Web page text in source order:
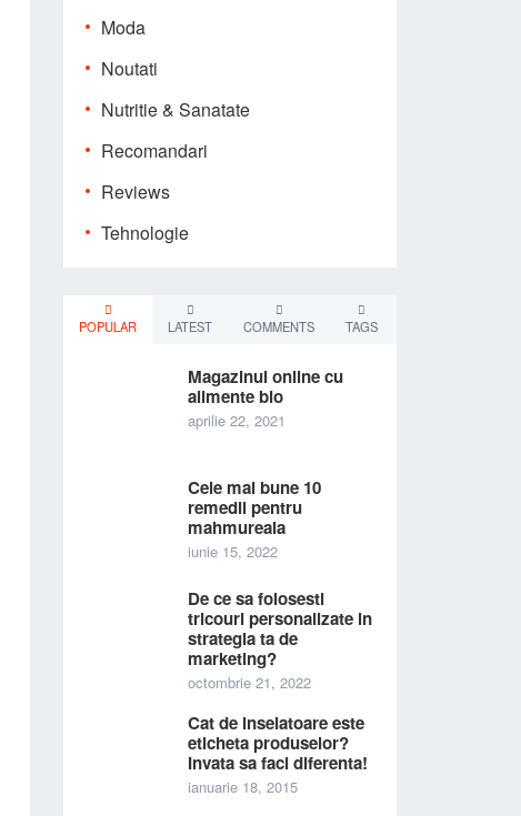
Moda
Noutati
Nutritie & Sanatate
Recomandari
Reviews
Tehnologie
POPULAR LATEST COMMENTS TAGS
Magazinul online cu
alimente bio
aprilie 22, 2021
Cele mai bune 10
remedii pentru
mahmureala
iunie 15, 2022
De ce sa folosesti
tricouri personalizate in
strategia ta de
marketing?
octombrie 21, 2022
Cat de inselatoare este
eticheta produselor?
Invata sa faci diferenta!
ianuarie 18, 2015